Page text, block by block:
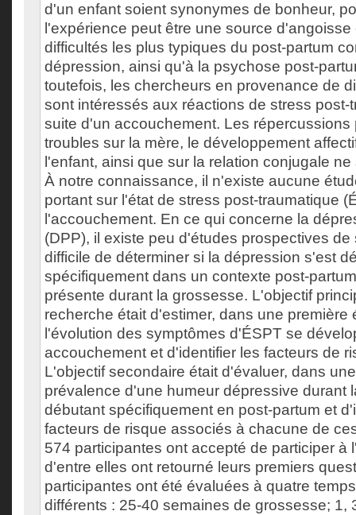
d'un enfant soient synonymes de bonheur,
l'expérience peut être une source
difficultés les plus typiques du post-partum
dépression, ainsi qu'à la psychose post-
toutefois, les chercheurs en provenance de
sont intéressés aux réactions de stress post-
suite d'un accouchement. Les
troubles sur la mère, le développement
l'enfant, ainsi que sur la relation conjugale
À notre connaissance, il n'existe aucune
portant sur l'état de stress post-traumatique
l'accouchement. En ce qui concerne la
(DPP), il existe peu d'études prospectives de
difficile de déterminer si la dépression s'est
spécifiquement dans un contexte post-
présente durant la grossesse. L'objectif
recherche était d'estimer, dans une première
l'évolution des symptômes d'ÉSPT se
accouchement et d'identifier les facteurs de
L'objectif secondaire était d'évaluer, dans
prévalence d'une humeur dépressive durant
débutant spécifiquement en post-partum et
facteurs de risque associés à chacune de
574 participantes ont accepté de participer à
d'entre elles ont retourné leurs premiers
participantes ont été évaluées à quatre
différents : 25-40 semaines de grossesse; 1,